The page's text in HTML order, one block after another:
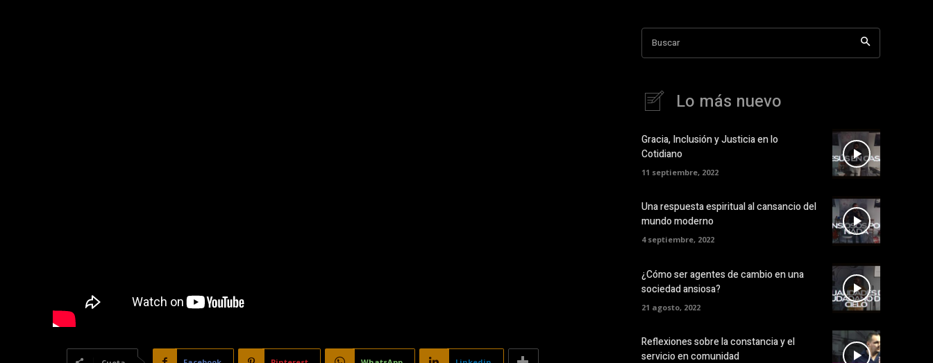
Buscar
Lo más nuevo
Gracia, Inclusión y Justicia en lo
Cotidiano
11 septiembre, 2022
Una respuesta espiritual al cansancio del
mundo moderno
4 septiembre, 2022
¿Cómo ser agentes de cambio en una
sociedad ansiosa?
21 agosto, 2022
Reflexiones sobre la constancia y el
servicio en comunidad